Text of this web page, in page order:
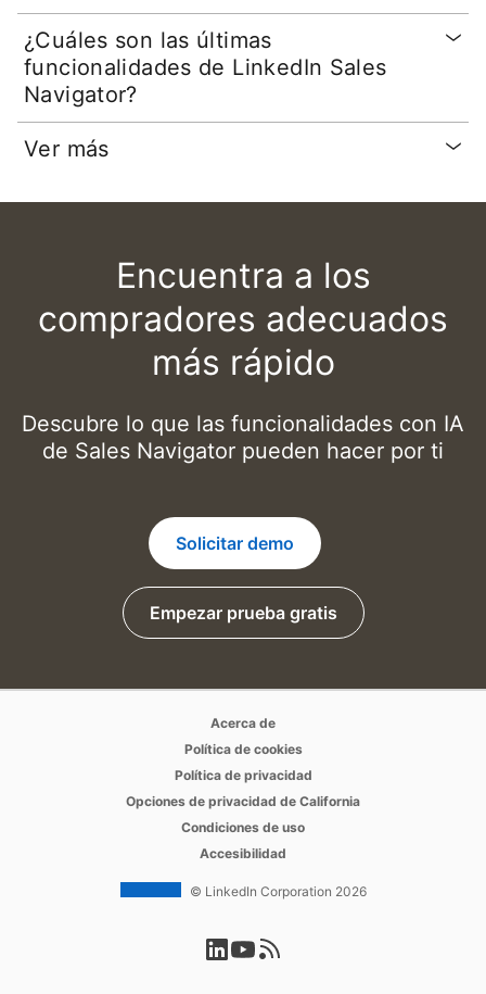
¿Cuáles son las últimas
funcionalidades de LinkedIn Sales
Navigator?
Ver más
Encuentra a los
compradores adecuados
más rápido
Descubre lo que las funcionalidades con IA
de Sales Navigator pueden hacer por ti
Solicitar demo
Empezar prueba gratis
opens in a new tab
Acerca de
Política de cookies
Política de privacidad
Opciones de privacidad de California
Condiciones de uso
Accesibilidad
© LinkedIn Corporation 2026
opens in a new tab
opens in a new tab
opens in a new tab